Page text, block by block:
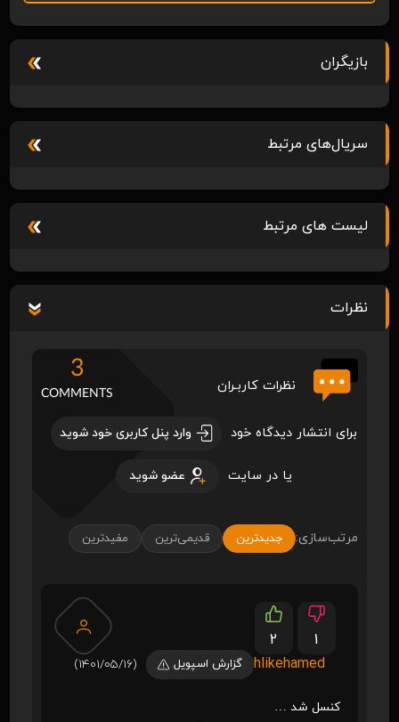
بازیگران
سریال‌های مرتبط
لیست های مرتبط
نظرات
نظرات کاربـران
3
COMMENTS
برای انتشار دیدگاه خود وارد پنل کاربری خود شوید
یا در سایت عضو شوید
مرتب‌سازی: جدیدترین قدیمی‌ترین مفیدترین
2
1
hlikehamed
گزارش اسپویل (1401/05/16)
کنسل شد …